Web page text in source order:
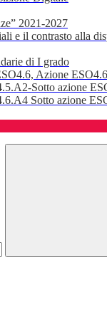
2021-2027
e il contrasto alla
di I grado
Azione
Sotto azione
Sotto azione